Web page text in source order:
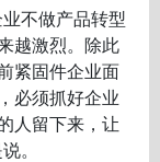
不做产品转型
越激烈。除此
紧固件企业面
必须抓好企业
人留下来，让
。